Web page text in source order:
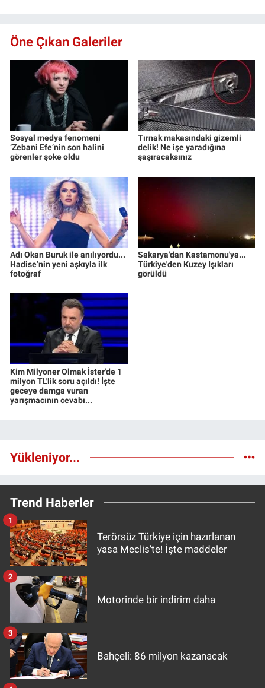
Öne Çıkan Galeriler
Sosyal medya fenomeni
‘Zebani Efe’nin son halini
görenler şoke oldu
Tırnak makasındaki gizemli
delik! Ne işe yaradığına
şaşıracaksınız
Adı Okan Buruk ile anılıyordu...
Hadise’nin yeni aşkıyla ilk
fotoğraf
Sakarya'dan Kastamonu'ya...
Türkiye'den Kuzey Işıkları
görüldü
Kim Milyoner Olmak İster'de 1
milyon TL'lik soru açıldı! İşte
geceye damga vuran
yarışmacının cevabı...
Yükleniyor...
Trend Haberler
Terörsüz Türkiye için hazırlanan
yasa Meclis'te! İşte maddeler
1
Motorinde bir indirim daha
2
Bahçeli: 86 milyon kazanacak
3